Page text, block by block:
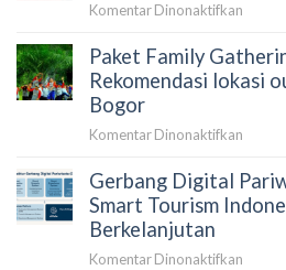
2026
Komentar Dinonaktifkan
di
Bogor
Paket Family
Rekomendasi lokasi
Bogor
Komentar Dinonaktifkan
Family
Gerbang Digital
Smart Tourism
Berkelanjutan
Komentar Dinonaktifkan